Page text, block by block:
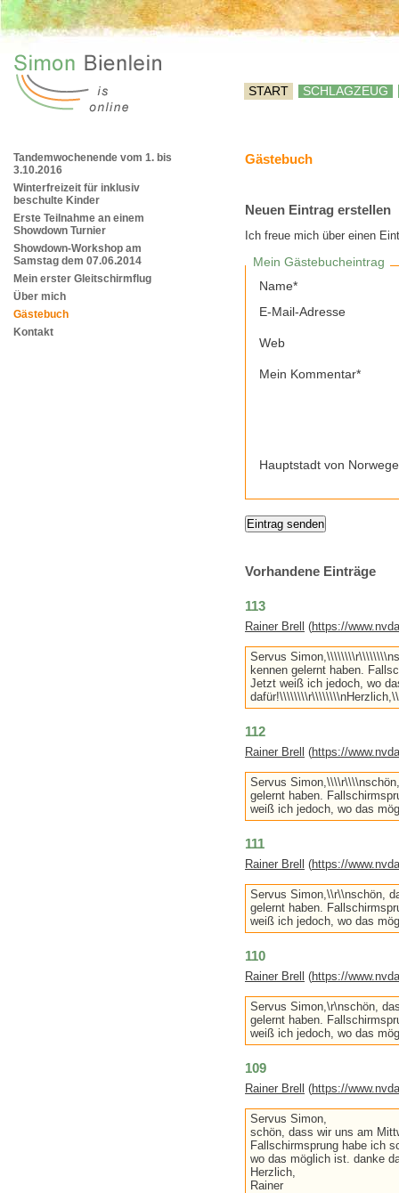
START SCHLAGZEUG
Tandemwochenende vom 1. bis
3.10.2016
Winterfreizeit für inklusiv
beschulte Kinder
Erste Teilnahme an einem
Showdown Turnier
Showdown-Workshop am
Samstag dem 07.06.2014
Mein erster Gleitschirmflug
Über mich
Gästebuch
Kontakt
Gästebuch
Neuen Eintrag erstellen
Ich freue mich über einen
Mein Gästebucheintrag
Name*
E-Mail-Adresse
Web
Mein Kommentar*
Hauptstadt von
Vorhandene Einträge
113
Rainer Brell (https://
Servus
kennen gelernt haben.
Jetzt weiß ich jedoch, wo
112
Rainer Brell (https://
Servus
gelernt haben.
weiß ich jedoch, wo das
111
Rainer Brell (https://
Servus Simon,\\r\\nschön,
gelernt haben.
weiß ich jedoch, wo das
110
Rainer Brell (https://
Servus Simon,\r\nschön,
gelernt haben.
weiß ich jedoch, wo das
109
Rainer Brell (https://
Servus Simon,
schön, dass wir uns am
Fallschirmsprung habe ich
wo das möglich ist. danke
Herzlich,
Rainer